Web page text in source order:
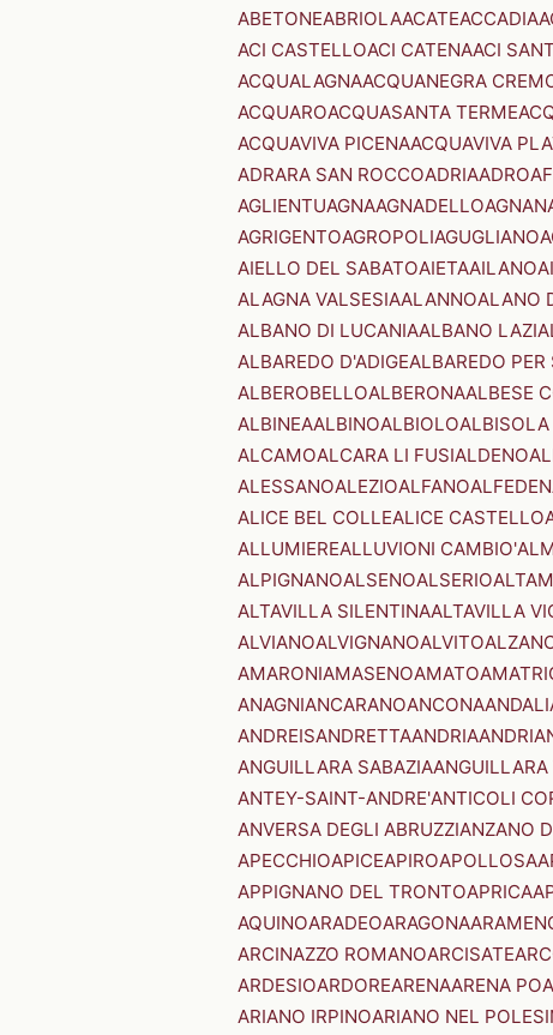
ABETONEABRIOLAACATEACCADIA
ACI CASTELLOACI CATENAACI
ACQUALAGNAACQUANEGRA
ACQUAROACQUASANTA TERME
ACQUAVIVA PICENAACQUAVIVA
ADRARA SAN ROCCOADRIAADRO
AGLIENTUAGNAAGNADELLO
AGRIGENTOAGROPOLIAGUGLIANO
AIELLO DEL SABATOAIETAAILANO
ALAGNA VALSESIAALANNOALANO
ALBANO DI LUCANIAALBANO
ALBAREDO D'ADIGEALBAREDO
ALBEROBELLOALBERONAALBESE
ALBINEAALBINOALBIOLOALBISOLA
ALCAMOALCARA LI FUSIALDENO
ALESSANOALEZIOALFANO
ALICE BEL COLLEALICE CASTELLO
ALLUMIEREALLUVIONI CAMBIO'
ALPIGNANOALSENOALSERIO
ALTAVILLA SILENTINAALTAVILLA
ALVIANOALVIGNANOALVITO
AMARONIAMASENOAMATO
ANAGNIANCARANOANCONAANDALI
ANDREISANDRETTAANDRIA
ANGUILLARA SABAZIAANGUILLARA
ANTEY-SAINT-ANDRE'ANTICOLI
ANVERSA DEGLI ABRUZZIANZANO
APECCHIOAPICEAPIROAPOLLOSA
APPIGNANO DEL TRONTOAPRICA
AQUINOARADEOARAGONA
ARCINAZZO ROMANOARCISATE
ARDESIOARDOREARENAARENA PO
ARIANO IRPINOARIANO NEL